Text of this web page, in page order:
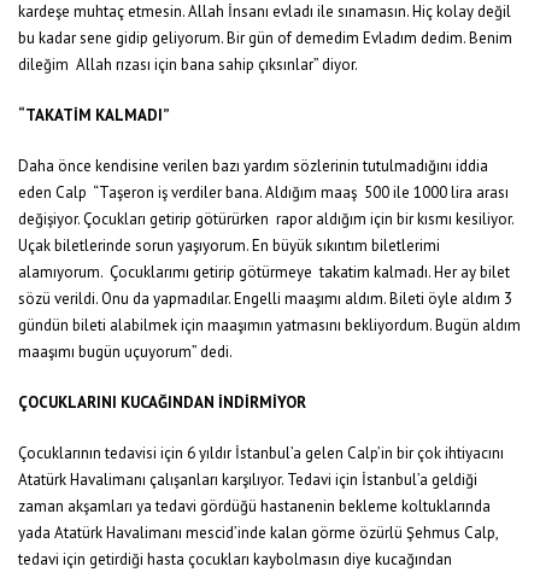
kardeşe muhtaç etmesin. Allah İnsanı evladı ile sınamasın. Hiç kolay değil
bu kadar sene gidip geliyorum. Bir gün of demedim Evladım dedim. Benim
dileğim Allah rızası için bana sahip çıksınlar” diyor.
“TAKATİM KALMADI”
Daha önce kendisine verilen bazı yardım sözlerinin tutulmadığını iddia
eden Calp “Taşeron iş verdiler bana. Aldığım maaş 500 ile 1000 lira arası
değişiyor. Çocukları getirip götürürken rapor aldığım için bir kısmı kesiliyor.
Uçak biletlerinde sorun yaşıyorum. En büyük sıkıntım biletlerimi
alamıyorum. Çocuklarımı getirip götürmeye takatim kalmadı. Her ay bilet
sözü verildi. Onu da yapmadılar. Engelli maaşımı aldım. Bileti öyle aldım 3
gündün bileti alabilmek için maaşımın yatmasını bekliyordum. Bugün aldım
maaşımı bugün uçuyorum” dedi.
ÇOCUKLARINI KUCAĞINDAN İNDİRMİYOR
Çocuklarının tedavisi için 6 yıldır İstanbul’a gelen Calp’in bir çok ihtiyacını
Atatürk Havalimanı çalışanları karşılıyor. Tedavi için İstanbul’a geldiği
zaman akşamları ya tedavi gördüğü hastanenin bekleme koltuklarında
yada Atatürk Havalimanı mescid’inde kalan görme özürlü Şehmus Calp,
tedavi için getirdiği hasta çocukları kaybolmasın diye kucağından